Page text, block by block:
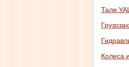
Тали
Колеса